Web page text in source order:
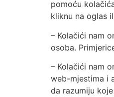
pomoću
kliknu na oglas
– Kolačići nam
osoba.
– Kolačići nam
web-mjestima i
da razumiju